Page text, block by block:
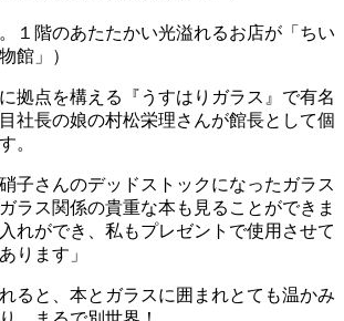
１階のあたたかい光溢れるお店が「ちい
館」）
拠点を構える『うすはりガラス』で有名
社長の娘の村松栄理さんが館長として個
。
子さんのデッドストックになったガラス
ラス関係の貴重な本も見ることができま
れができ、私もプレゼントで使用させて
ります」
ると、本とガラスに囲まれとても温かみ